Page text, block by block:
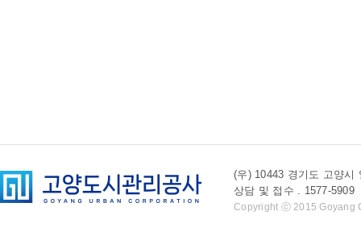
(우) 10443 경기도 고양시
상담 및 접수 . 1577-
Copyright ⓒ 2015 Goyang